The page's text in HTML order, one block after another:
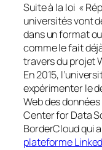
Suite à la loi «
universités vont
dans un format
comme le fait
travers du projet
En 2015,
expérimenter le
Web des
Center for Data
BorderCloud qui
plateforme